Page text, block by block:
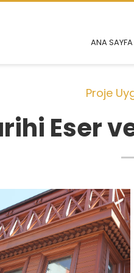
ANA SAYFA
Proje
Eser